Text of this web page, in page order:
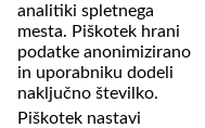
analitiki spletnega
mesta. Piškotek hrani
podatke anonimizirano
in uporabniku dodeli
naključno številko.
Piškotek nastavi